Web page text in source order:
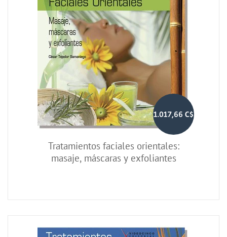
1.017,66 C$
Tratamientos faciales orientales:
masaje, máscaras y exfoliantes